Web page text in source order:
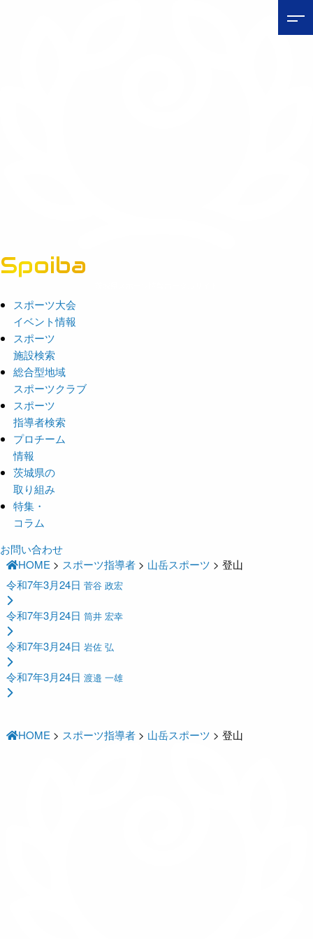
Spoiba
スポーツ大会
イベント情報
スポーツ
施設検索
総合型地域
スポーツクラブ
スポーツ
指導者検索
プロチーム
情報
茨城県の
取り組み
特集・
コラム
お問い合わせ
HOME > スポーツ指導者 > 山岳スポーツ >登山
令和7年3月24日 菅谷 政宏
令和7年3月24日 筒井 宏幸
令和7年3月24日 岩佐 弘
令和7年3月24日 渡邉 一雄
HOME > スポーツ指導者 > 山岳スポーツ >登山